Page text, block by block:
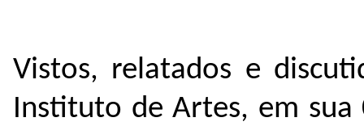
Vistos, relatados e
Instituto de Artes, em sua